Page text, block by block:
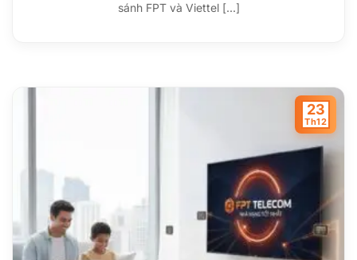
sánh FPT và Viettel [...]
23
Th12